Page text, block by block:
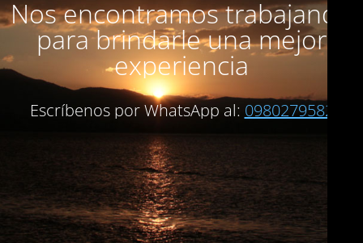
Nos encontramos trabajando
para brindarle una mejor
experiencia
Escríbenos por WhatsApp al: 0980279582